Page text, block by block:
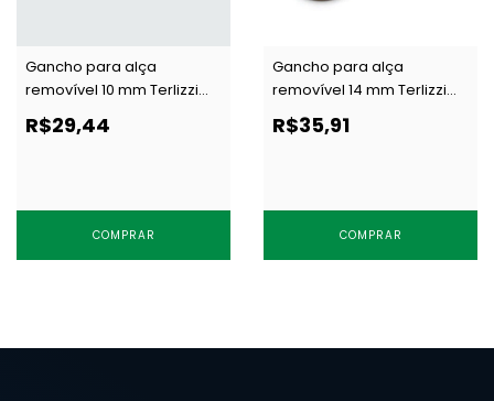
Gancho para alça
removível 10 mm Terlizzi
010 prata c/ 100 un
R$29,44
COMPRAR
Gancho para alça
removível 14 mm Terlizzi
023 prata c/ 100 un
R$35,91
COMPRAR